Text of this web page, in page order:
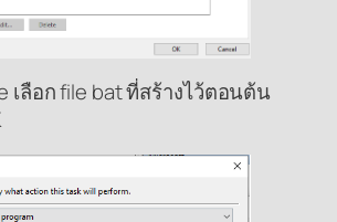
เลือก file bat ที่สร้างไว้ตอนต้น